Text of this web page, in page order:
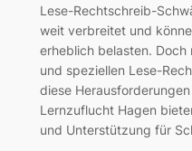
Lese-Rechtschreib-
weit verbreitet und
erheblich belasten.
und speziellen Lese-
diese
Lernzuflucht Hagen
und Unterstützung für